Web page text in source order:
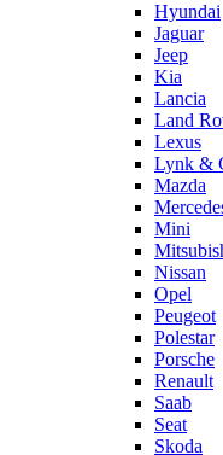
Hyundai
Jaguar
Jeep
Kia
Lancia
Land
Lexus
Lynk &
Mazda
Mini
Nissan
Opel
Peugeot
Polestar
Porsche
Renault
Saab
Seat
Skoda